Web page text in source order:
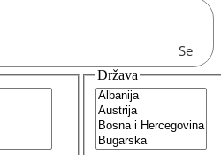
Se
arc
Država